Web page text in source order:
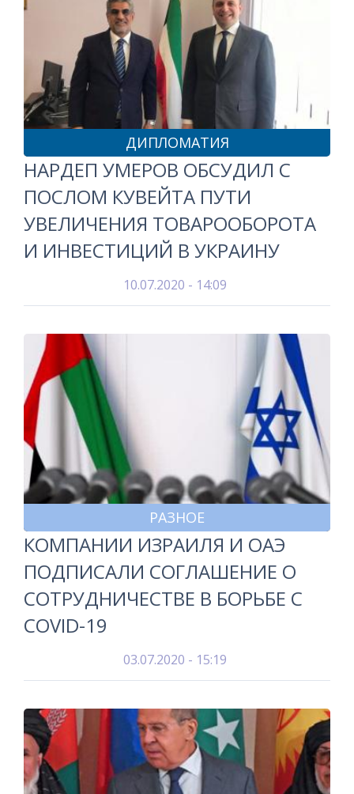
ДИПЛОМАТИЯ
НАРДЕП УМЕРОВ ОБСУДИЛ С
ПОСЛОМ КУВЕЙТА ПУТИ
УВЕЛИЧЕНИЯ ТОВАРООБОРОТА
И ИНВЕСТИЦИЙ В УКРАИНУ
10.07.2020 - 14:09
РАЗНОЕ
КОМПАНИИ ИЗРАИЛЯ И ОАЭ
ПОДПИСАЛИ СОГЛАШЕНИЕ О
СОТРУДНИЧЕСТВЕ В БОРЬБЕ С
COVID-19
03.07.2020 - 15:19